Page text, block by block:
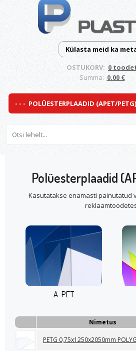
Külasta meid ka
OSTUKORV: 0
Summa: 0.00 €
Polüesterplaadid
Kasutatakse enamasti painutatud
A-PET
Nimetus
PETG 0,75x1250x2050mm